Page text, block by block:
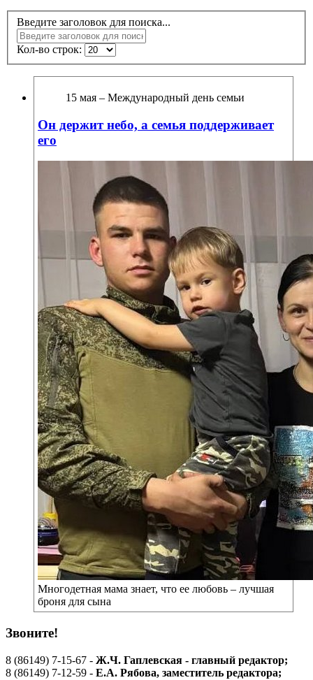
Введите заголовок для поиска...
Кол-во строк:
15 мая – Международный день семьи
Он держит небо, а семья поддерживает
его
Многодетная мама знает, что ее любовь – лучшая
броня для сына
Звоните!
8 (86149) 7-15-67 - Ж.Ч. Гаплевская - главный редактор;
8 (86149) 7-12-59 - Е.А. Рябова, заместитель редактора;